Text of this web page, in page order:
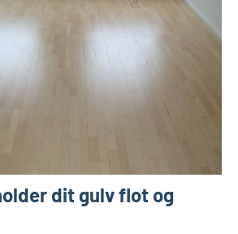
dit gulv flot og